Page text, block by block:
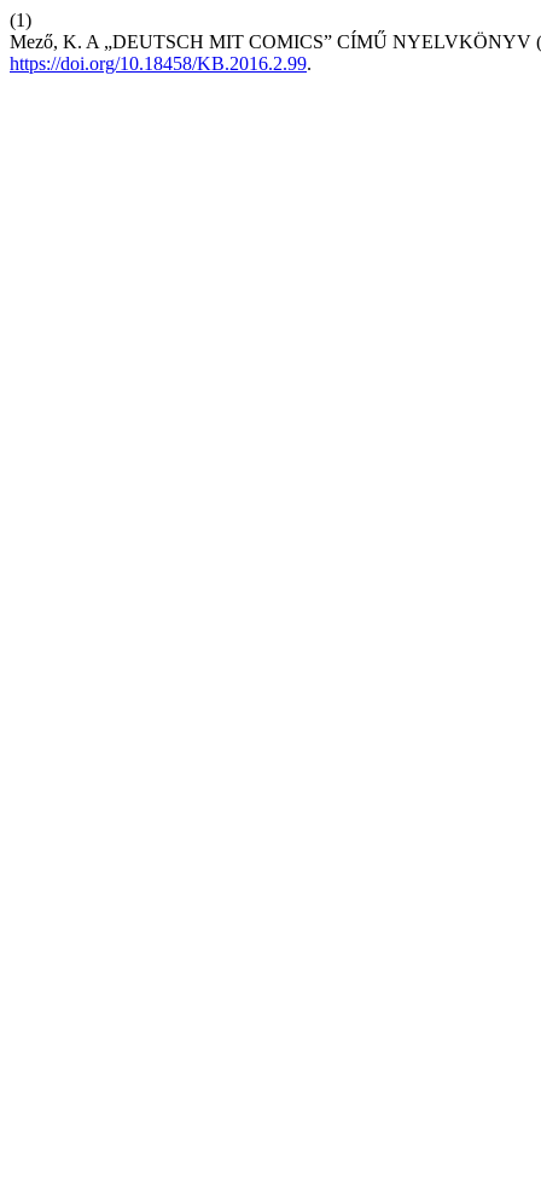
(1)
Mező, K. A „DEUTSCH MIT COMICS” CÍMŰ NYELVKÖNYV
https://doi.org/10.18458/KB.2016.2.99.